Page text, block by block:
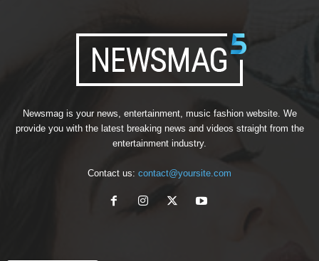
Newsmag is your news, entertainment, music fashion website. We
provide you with the latest breaking news and videos straight from the
entertainment industry.
Contact us: contact@yoursite.com